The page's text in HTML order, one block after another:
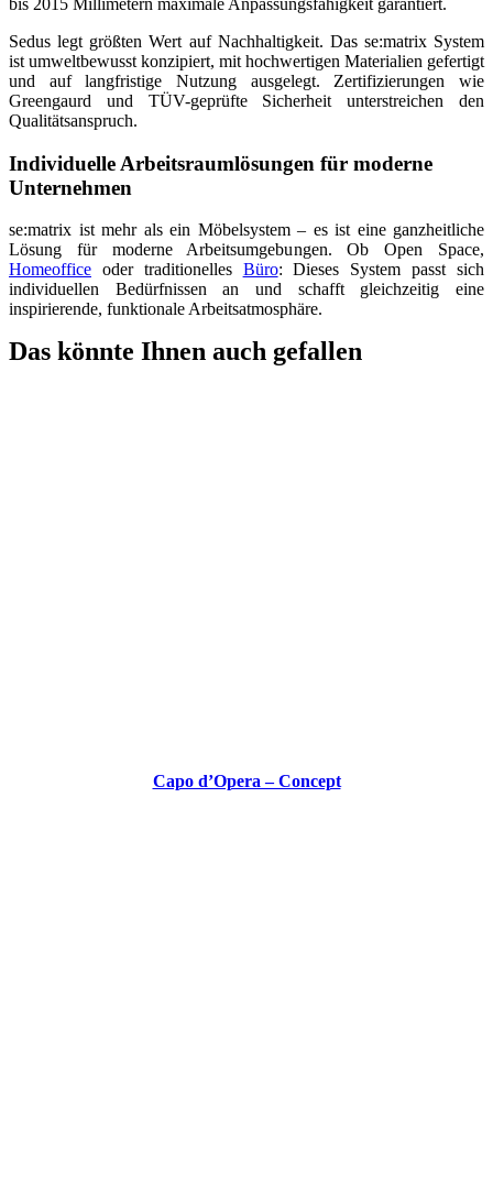
Sedus legt größten Wert auf Nachhaltigkeit. Das se:matrix System
ist umweltbewusst konzipiert, mit hochwertigen Materialien gefertigt
und auf langfristige Nutzung ausgelegt. Zertifizierungen wie
Greengaurd und TÜV-geprüfte Sicherheit unterstreichen den
Qualitätsanspruch.
Individuelle Arbeitsraumlösungen für moderne
Unternehmen
se:matrix ist mehr als ein Möbelsystem – es ist eine ganzheitliche
Lösung für moderne Arbeitsumgebungen. Ob Open Space,
Homeoffice oder traditionelles Büro: Dieses System passt sich
individuellen Bedürfnissen an und schafft gleichzeitig eine
inspirierende, funktionale Arbeitsatmosphäre.
Das könnte Ihnen auch gefallen
Capo d’Opera – Concept